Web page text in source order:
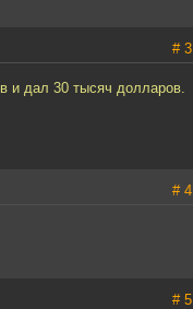
# 3
и дал 30 тысяч долларов.
# 4
# 5